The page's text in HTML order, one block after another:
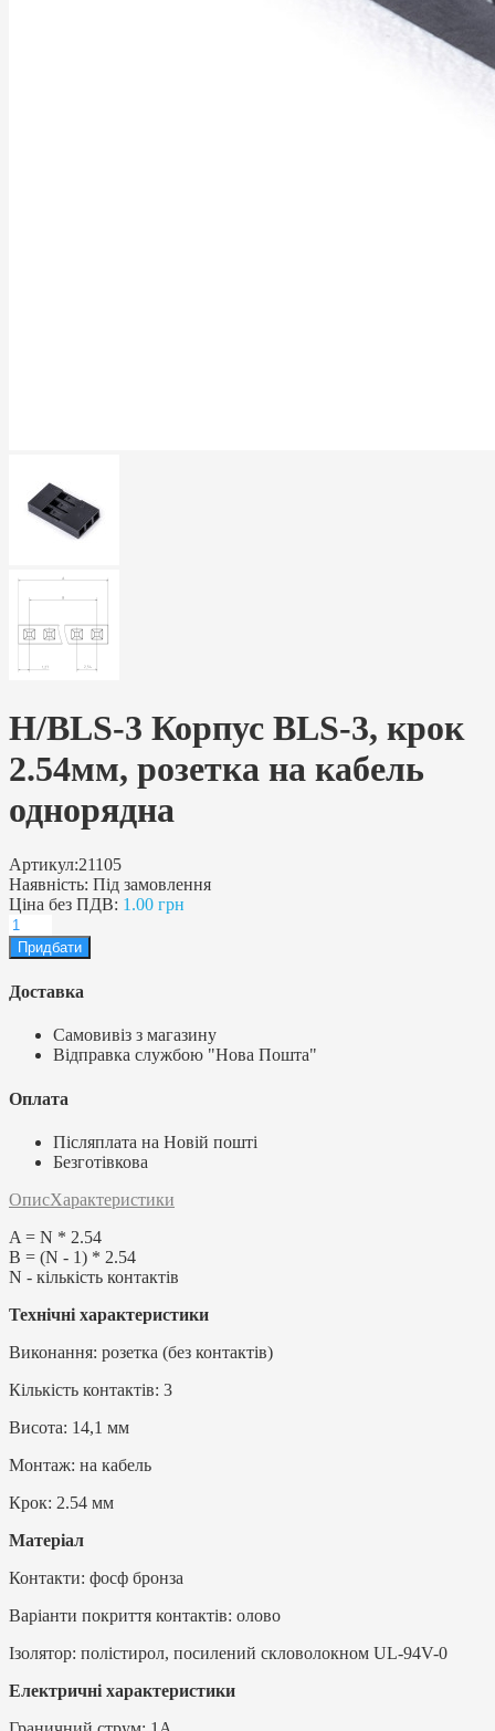
H/BLS-3 Корпус BLS-3, крок
2.54мм, розетка на кабель
однорядна
Артикул:21105
Наявність: Під замовлення
Ціна без ПДВ: 1.00 грн
Доставка
Самовивіз з магазину
Відправка службою "Нова Пошта"
Оплата
Післяплата на Новій пошті
Безготівкова
ОписХарактеристики
A = N * 2.54
B = (N - 1) * 2.54
N - кількість контактів
Технічні характеристики
Виконання: розетка (без контактів)
Кількість контактів: 3
Висота: 14,1 мм
Монтаж: на кабель
Крок: 2.54 мм
Матеріал
Контакти: фосф бронза
Варіанти покриття контактів: олово
Ізолятор: полістирол, посилений скловолокном UL-94V-0
Електричні характеристики